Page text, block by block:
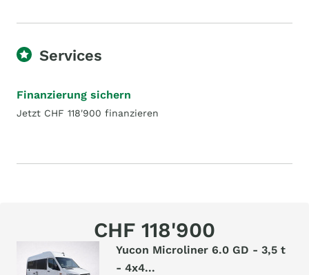
Services
Finanzierung sichern
Jetzt CHF 118'900 finanzieren
CHF 118'900
Yucon Microliner 6.0 GD - 3,5 t
- 4x4...